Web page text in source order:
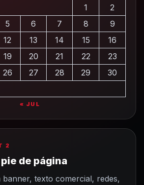
1
2
5 6 7 8
9
12 13 14 15
16
19 20 21 22
23
26 27 28 29
30
« JUL
2
de página
banner, texto comercial, redes,